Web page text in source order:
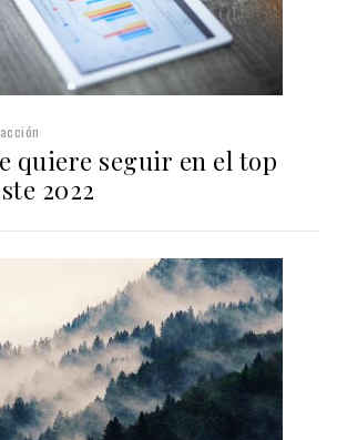
quiere seguir en el top
2022